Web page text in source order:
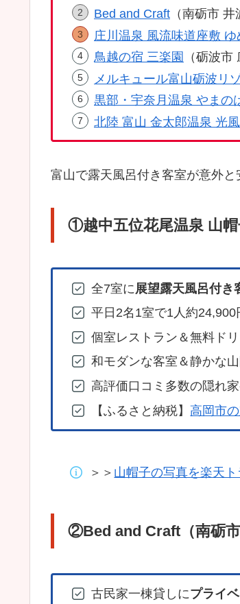
Bed and Craft（南砺市 井
庄川温泉 風流味道座敷 ゆ
鳥越の宿 三楽園
（砺波市
メルキュール富山砺波リ
黒部・宇奈月温泉 やまの
北陸 富山 金太郎温泉 光
富山で露天風呂付き客室が意外と
①越中五位花尾温泉 山帽
全7室に 展望露天風呂付き
平日2名1室で1人約24,900
個室レストラン＆無料ド
和モダンな客室＆静かな
高評価口コミ多数の隠れ
【ふるさと納税】 高岡市
＞＞ 山帽子の写真を楽天
②Bed and Craft（南砺市
古民家一棟貸しにプライ